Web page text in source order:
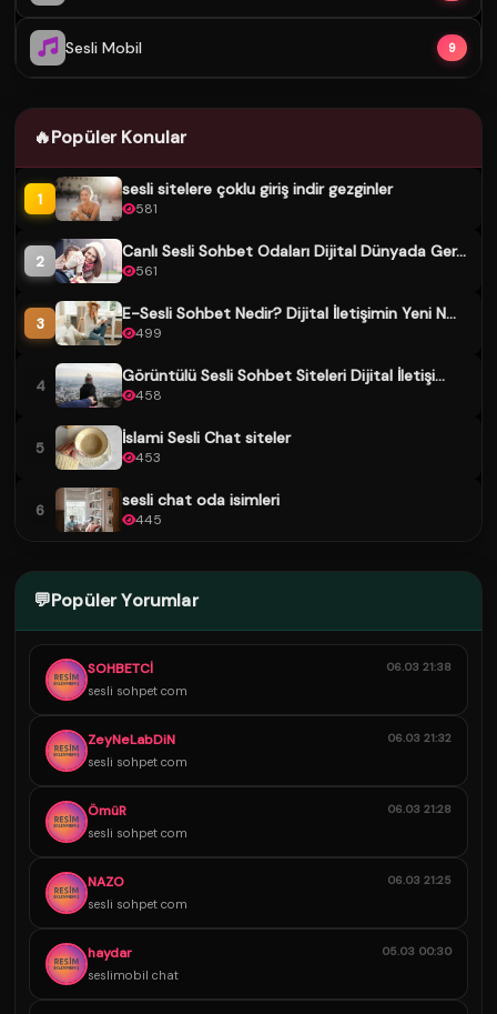
Sesli Mobil 9
🔥Popüler Konular
1 sesli sitelere çoklu giriş indir gezginler
581
2 Canlı Sesli Sohbet Odaları Dijital Dünyada Ger...
561
3 E-Sesli Sohbet Nedir? Dijital İletişimin Yeni N...
499
4 Görüntülü Sesli Sohbet Siteleri Dijital İletişi...
458
5 İslami Sesli Chat siteler
453
6 sesli chat oda isimleri
445
💬Popüler Yorumlar
SOHBETCİ
sesli sohpet com
06.03 21:38
ZeyNeLabDiN
sesli sohpet com
06.03 21:32
ÖmüR
sesli sohpet com
06.03 21:28
NAZO
sesli sohpet com
06.03 21:25
haydar
seslimobil chat
05.03 00:30